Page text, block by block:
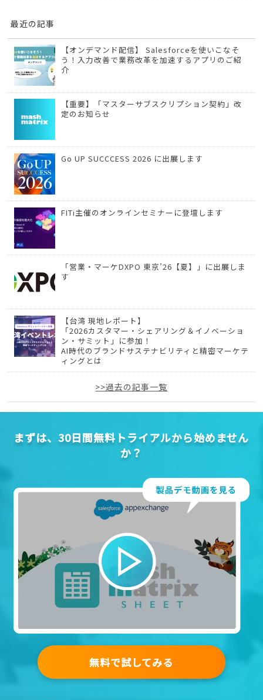
最近の記事
【オンデマンド配信】 Salesforceを使いこなそ
う！入力改善で業務改革を加速するアプリのご紹
介
【重要】「マスターサブスクリプション契約」改
定のお知らせ
Go UP SUCCCESS 2026 に出展します
FITi主催のオンラインセミナーに登壇します
「営業・マーケDXPO 東京’26【夏】」に出展しま
す
【台湾 現地レポート】
「2026カスタマー・シェアリング＆イノベーショ
ン・サミット」に参加！
AI時代のブランドサステナビリティと精密マーケテ
ィングとは
>>過去の記事一覧
まずは、30日間無料トライアルから始めません
か？
無料で試してみる